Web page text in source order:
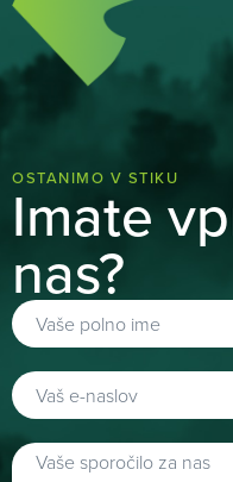
OSTANIMO V STIKU
Imate
nas?